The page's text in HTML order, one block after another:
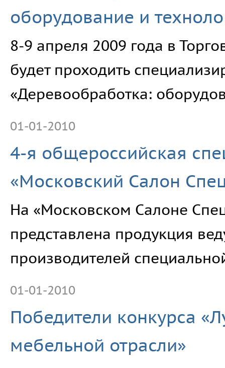
оборудование и
8-9 апреля 2009 года в
будет проходить
«Деревообработка:
01-01-2010
4-я общероссийская
«Московский Салон
На «Московском Салоне
представлена продукция
производителей
01-01-2010
Победители конкурса
мебельной отрасли»